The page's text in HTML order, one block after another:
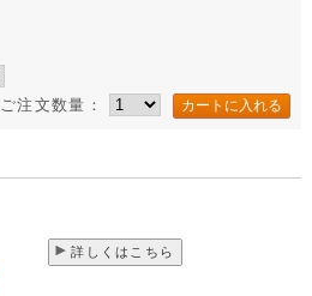
ご注文数量：
詳しくはこちら